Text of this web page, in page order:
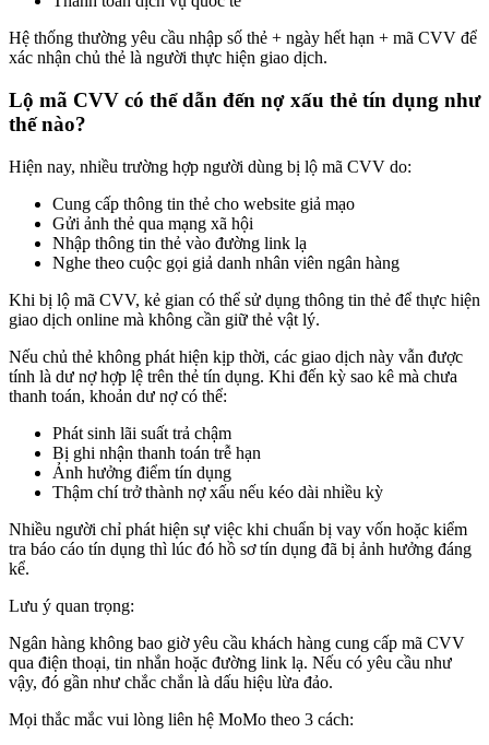
Hệ thống thường yêu cầu nhập số thẻ + ngày hết hạn + mã CVV để
xác nhận chủ thẻ là người thực hiện giao dịch.
Lộ mã CVV có thể dẫn đến nợ xấu thẻ tín dụng như
thế nào?
Hiện nay, nhiều trường hợp người dùng bị lộ mã CVV do:
Cung cấp thông tin thẻ cho website giả mạo
Gửi ảnh thẻ qua mạng xã hội
Nhập thông tin thẻ vào đường link lạ
Nghe theo cuộc gọi giả danh nhân viên ngân hàng
Khi bị lộ mã CVV, kẻ gian có thể sử dụng thông tin thẻ để thực hiện
giao dịch online mà không cần giữ thẻ vật lý.
Nếu chủ thẻ không phát hiện kịp thời, các giao dịch này vẫn được
tính là dư nợ hợp lệ trên thẻ tín dụng. Khi đến kỳ sao kê mà chưa
thanh toán, khoản dư nợ có thể:
Phát sinh lãi suất trả chậm
Bị ghi nhận thanh toán trễ hạn
Ảnh hưởng điểm tín dụng
Thậm chí trở thành nợ xấu nếu kéo dài nhiều kỳ
Nhiều người chỉ phát hiện sự việc khi chuẩn bị vay vốn hoặc kiểm
tra báo cáo tín dụng thì lúc đó hồ sơ tín dụng đã bị ảnh hưởng đáng
kể.
Lưu ý quan trọng:
Ngân hàng không bao giờ yêu cầu khách hàng cung cấp mã CVV
qua điện thoại, tin nhắn hoặc đường link lạ. Nếu có yêu cầu như
vậy, đó gần như chắc chắn là dấu hiệu lừa đảo.
Mọi thắc mắc vui lòng liên hệ MoMo theo 3 cách: